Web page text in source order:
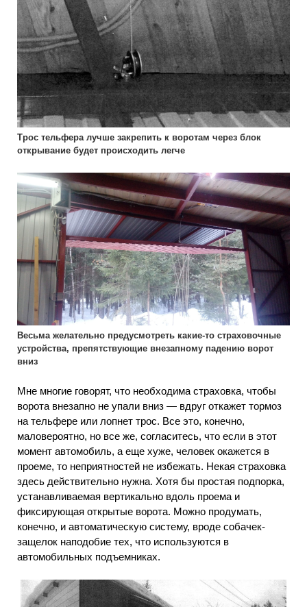
Трос тельфера лучше закрепить к воротам через блок
открывание будет происходить легче
Весьма желательно предусмотреть какие-то страховочные
устройства, препятствующие внезапному падению ворот
вниз
Мне многие говорят, что необходима страховка, чтобы
ворота внезапно не упали вниз — вдруг откажет тормоз
на тельфере или лопнет трос. Все это, конечно,
маловероятно, но все же, согласитесь, что если в этот
момент автомобиль, а еще хуже, человек окажется в
проеме, то неприятностей не избежать. Некая страховка
здесь действительно нужна. Хотя бы простая подпорка,
устанавливаемая вертикально вдоль проема и
фиксирующая открытые ворота. Можно продумать,
конечно, и автоматическую систему, вроде собачек-
защелок наподобие тех, что используются в
автомобильных подъемниках.